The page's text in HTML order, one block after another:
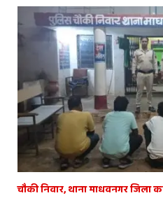
चौकी निवार, थाना माधवनगर जिला